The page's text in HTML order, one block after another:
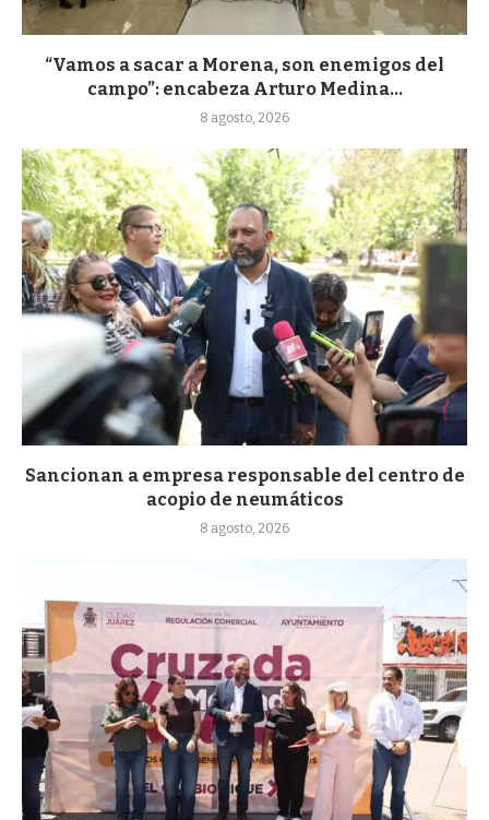
“Vamos a sacar a Morena, son enemigos del
campo”: encabeza Arturo Medina...
8 agosto, 2026
Sancionan a empresa responsable del centro de
acopio de neumáticos
8 agosto, 2026